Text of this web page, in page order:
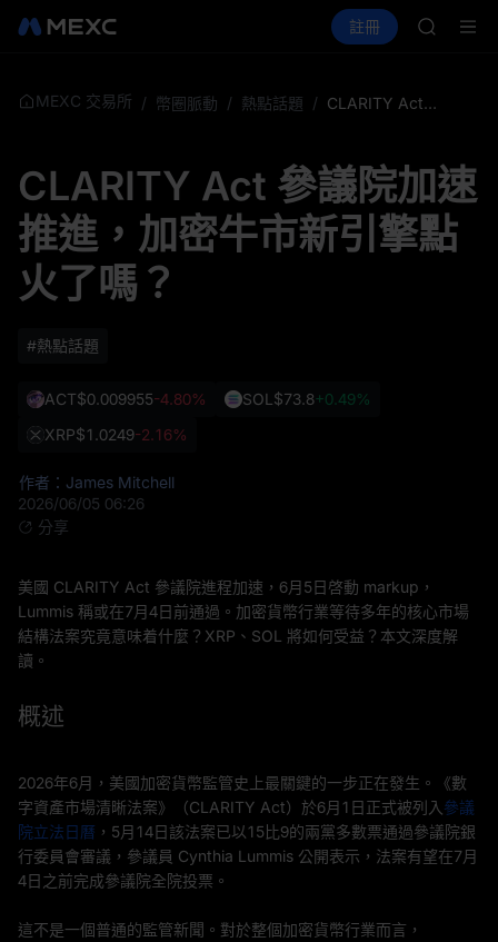
UNITREE 理財
註冊
SKYAI
SPCX
MEXC 交易所 / 幣圈脈動 / 熱點話題 / CLARITY Act 參議院加速推進，加密牛市新引擎點火了嗎？
CLARITY Act 參議院加速
推進，加密牛市新引擎點
火了嗎？
#熱點話題
ACT$0.009955-4.80% SOL $73.8+0.49%
XRP$1.0249-2.16%
作者：James Mitchell
2026/06/05 06:26
分享
美國 CLARITY Act 參議院進程加速，6月5日啓動 markup，
Lummis 稱或在7月4日前通過。加密貨幣行業等待多年的核心市場
結構法案究竟意味着什麼？XRP、SOL 將如何受益？本文深度解
讀。
概述
2026年6月，美國加密貨幣監管史上最關鍵的一步正在發生。《數
字資產市場清晰法案》（CLARITY Act）於6月1日正式被列入 參議
院立法日曆 ，5月14日該法案已以15比9的兩黨多數票通過參議院銀
行委員會審議，參議員 Cynthia Lummis 公開表示，法案有望在7月
4日之前完成參議院全院投票。
這不是一個普通的監管新聞。對於整個加密貨幣行業而言，